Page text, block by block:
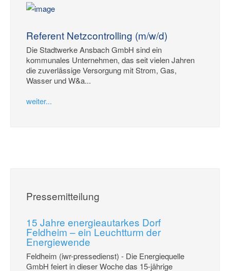
Referent Netzcontrolling (m/w/d)
Die Stadtwerke Ansbach GmbH sind ein
kommunales Unternehmen, das seit vielen Jahren
die zuverlässige Versorgung mit Strom, Gas,
Wasser und W&a...
weiter...
Pressemitteilung
15 Jahre energieautarkes Dorf
Feldheim – ein Leuchtturm der
Energiewende
Feldheim (iwr-pressedienst) - Die Energiequelle
GmbH feiert in dieser Woche das 15-jährige